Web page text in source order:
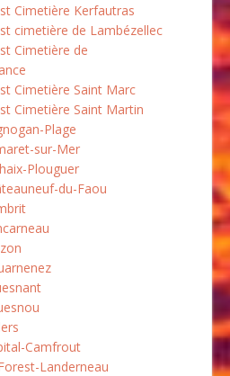
Cimetière Kerfautras
cimetière de Lambézellec
Cimetière de
Cimetière Saint Marc
Cimetière Saint Martin
Plage
sur-Mer
Plouguer
du-Faou
Camfrout
Landerneau